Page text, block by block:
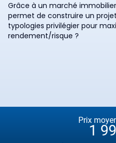
Grâce à un marché
permet de construire un
typologies privilégier pour
rendement/risque ?
Prix
1